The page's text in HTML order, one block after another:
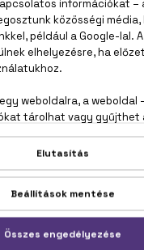
14 napos
Hívd
LEÍRÁS